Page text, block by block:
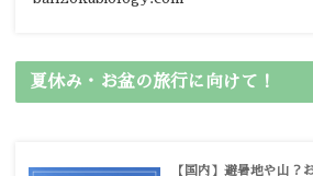
夏休み・お盆の旅行に向けて！
【国内】避暑地や山？